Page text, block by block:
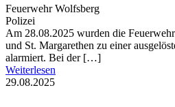
Feuerwehr Wolfsberg
Polizei
Am 28.08.2025 wurden die
und St. Margarethen zu einer
alarmiert. Bei der […]
Weiterlesen
29.08.2025